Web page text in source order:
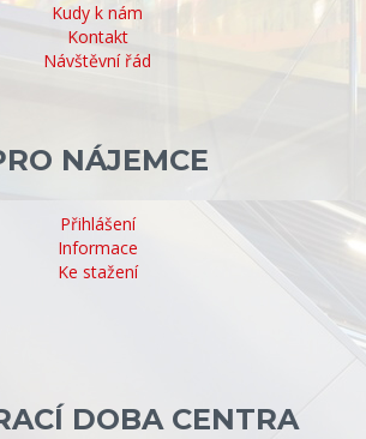
Kudy k nám
Kontakt
Návštěvní řád
NÁJEMCE
Přihlášení
Informace
Ke stažení
DOBA CENTRA